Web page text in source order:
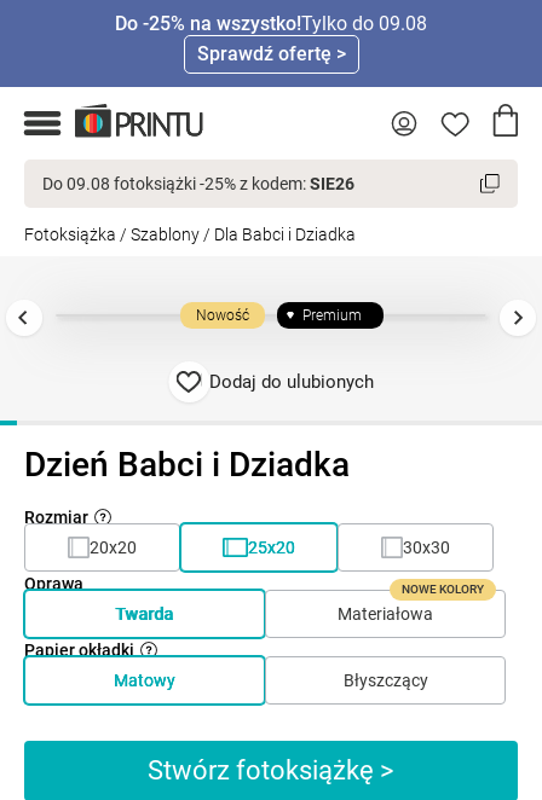
Do -25% na wszystko!Tylko do 09.08
Sprawdź ofertę >
Do 09.08 fotoksiążki -25% z kodem:SIE26
Fotoksiążka / Szablony / Dla Babci i Dziadka
Nowość Premium
Dodaj do ulubionych
Dzień Babci i Dziadka
Rozmiar
20x20
25x20
30x30
Oprawa
Twarda
Materiałowa
NOWE KOLORY
Papier okładki
Matowy
Błyszczący
Stwórz fotoksiążkę >